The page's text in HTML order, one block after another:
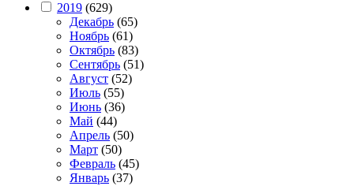
2019 (629)
Декабрь (65)
Ноябрь (61)
Октябрь (83)
Сентябрь (51)
Август (52)
Июль (55)
Июнь (36)
Май (44)
Апрель (50)
Март (50)
Февраль (45)
Январь (37)